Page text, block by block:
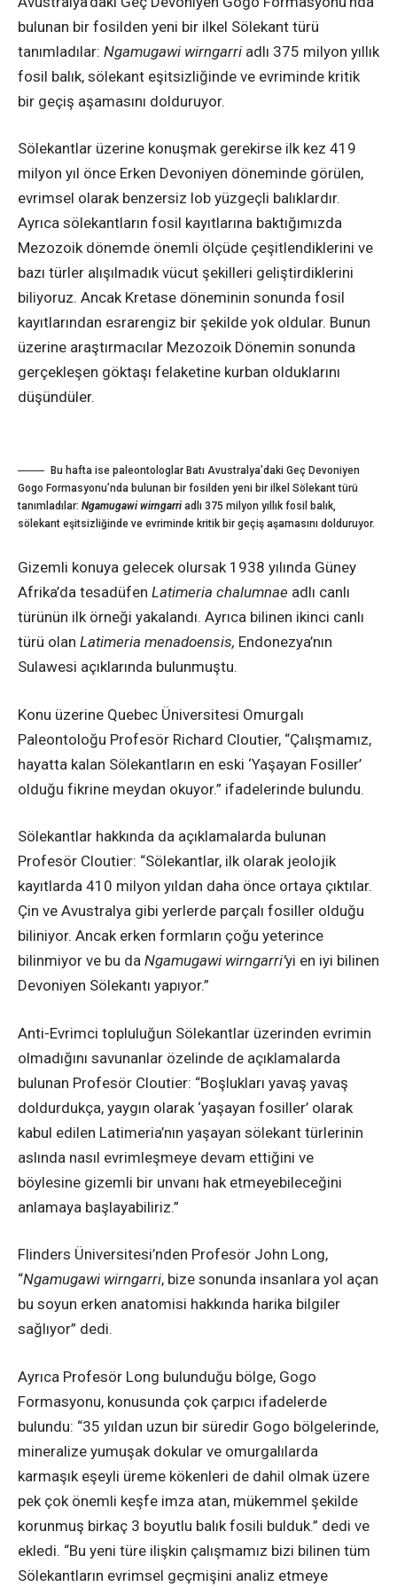
bulunan bir fosilden yeni bir ilkel Sölekant türü
tanımladılar: Ngamugawi wirngarri adlı 375 milyon yıllık
fosil balık, sölekant eşitsizliğinde ve evriminde kritik
bir geçiş aşamasını dolduruyor.
Sölekantlar üzerine konuşmak gerekirse ilk kez 419
milyon yıl önce Erken Devoniyen döneminde görülen,
evrimsel olarak benzersiz lob yüzgeçli balıklardır.
Ayrıca sölekantların fosil kayıtlarına baktığımızda
Mezozoik dönemde önemli ölçüde çeşitlendiklerini ve
bazı türler alışılmadık vücut şekilleri geliştirdiklerini
biliyoruz. Ancak Kretase döneminin sonunda fosil
kayıtlarından esrarengiz bir şekilde yok oldular. Bunun
üzerine araştırmacılar Mezozoik Dönemin sonunda
gerçekleşen göktaşı felaketine kurban olduklarını
düşündüler.
Bu hafta ise paleontologlar Batı Avustralya’daki Geç Devoniyen
Gogo Formasyonu’nda bulunan bir fosilden yeni bir ilkel Sölekant türü
tanımladılar: Ngamugawi wirngarri adlı 375 milyon yıllık fosil balık,
sölekant eşitsizliğinde ve evriminde kritik bir geçiş aşamasını dolduruyor.
Gizemli konuya gelecek olursak 1938 yılında Güney
Afrika’da tesadüfen Latimeria chalumnae adlı canlı
türünün ilk örneği yakalandı. Ayrıca bilinen ikinci canlı
türü olan Latimeria menadoensis, Endonezya’nın
Sulawesi açıklarında bulunmuştu.
Konu üzerine Quebec Üniversitesi Omurgalı
Paleontoloğu Profesör Richard Cloutier, “Çalışmamız,
hayatta kalan Sölekantların en eski ‘Yaşayan Fosiller’
olduğu fikrine meydan okuyor.” ifadelerinde bulundu.
Sölekantlar hakkında da açıklamalarda bulunan
Profesör Cloutier: “Sölekantlar, ilk olarak jeolojik
kayıtlarda 410 milyon yıldan daha önce ortaya çıktılar.
Çin ve Avustralya gibi yerlerde parçalı fosiller olduğu
biliniyor. Ancak erken formların çoğu yeterince
bilinmiyor ve bu da Ngamugawi wirngarri’yi en iyi bilinen
Devoniyen Sölekantı yapıyor.”
Anti-Evrimci topluluğun Sölekantlar üzerinden evrimin
olmadığını savunanlar özelinde de açıklamalarda
bulunan Profesör Cloutier: “Boşlukları yavaş yavaş
doldurdukça, yaygın olarak ‘yaşayan fosiller’ olarak
kabul edilen Latimeria’nın yaşayan sölekant türlerinin
aslında nasıl evrimleşmeye devam ettiğini ve
böylesine gizemli bir unvanı hak etmeyebileceğini
anlamaya başlayabiliriz.”
Flinders Üniversitesi’nden Profesör John Long,
“Ngamugawi wirngarri, bize sonunda insanlara yol açan
bu soyun erken anatomisi hakkında harika bilgiler
sağlıyor” dedi.
Ayrıca Profesör Long bulunduğu bölge, Gogo
Formasyonu, konusunda çok çarpıcı ifadelerde
bulundu: “35 yıldan uzun bir süredir Gogo bölgelerinde,
mineralize yumuşak dokular ve omurgalılarda
karmaşık eşeyli üreme kökenleri de dahil olmak üzere
pek çok önemli keşfe imza atan, mükemmel şekilde
korunmuş birkaç 3 boyutlu balık fosili bulduk.” dedi ve
ekledi. “Bu yeni türe ilişkin çalışmamız bizi bilinen tüm
Sölekantların evrimsel geçmişini analiz etmeye